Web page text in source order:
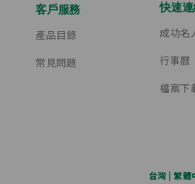
客戶服務
產品目錄
常見問題
快速
成功名
行事曆
檔案下
台灣 | 繁體